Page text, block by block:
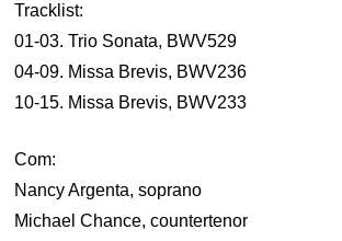
Tracklist:
01-03. Trio Sonata, BWV529
04-09. Missa Brevis, BWV236
10-15. Missa Brevis, BWV233
Com:
Nancy Argenta, soprano
Michael Chance, countertenor